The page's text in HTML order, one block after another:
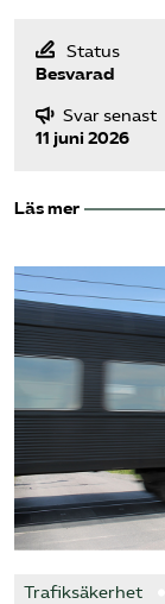
Läs mer
Status
Besvarad
Svar senast
11 juni 2026
Trafiksäkerhet